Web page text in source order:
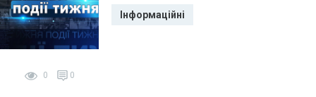
0 0
Інформаційні